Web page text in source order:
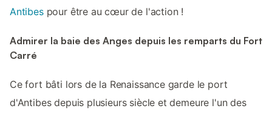
Antibespour être au cœur de l'action !
Admirer la baie des Anges depuis les remparts du Fort
Carré
Ce fort bâti lors de la Renaissance garde le port
d'Antibes depuis plusieurs siècle et demeure l'un des